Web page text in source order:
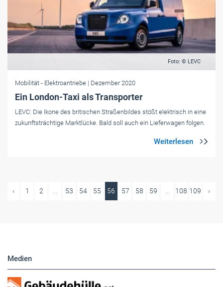
Foto: © LEVC
Mobilität - Elektroantriebe | Dezember 2020
Ein London-Taxi als Transporter
LEVC: Die Ikone des britischen Straßenbildes stößt elektrisch in eine
zukunftsträchtige Marktlücke. Bald soll auch ein Lieferwagen folgen.
‹ 1 2 ... 53 54 55 56 57 58 59 ... 108 109 ›
Medien